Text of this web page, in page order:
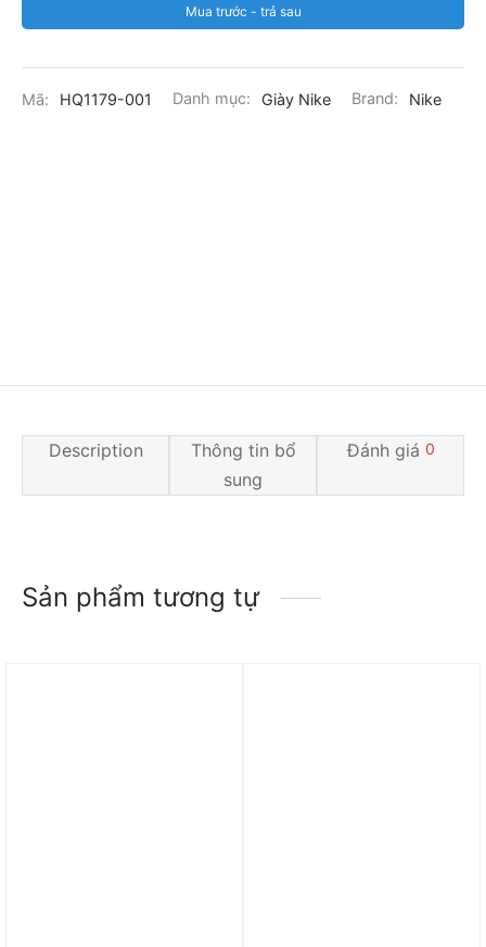
Mua trước - trả sau
Mã: HQ1179-001 Danh mục: Giày Nike Brand: Nike
Description
Thông tin bổ
sung
Đánh giá 0
Sản phẩm tương tự